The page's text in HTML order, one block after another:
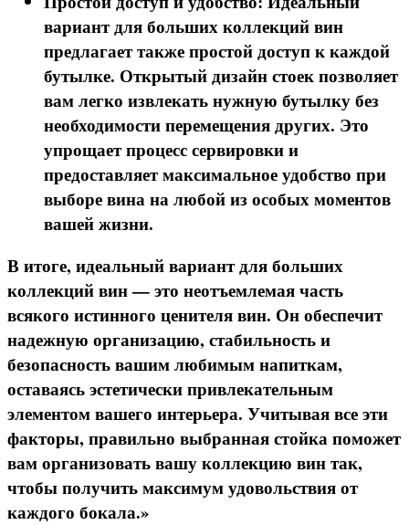
вариант для больших коллекций вин
предлагает также простой доступ к каждой
бутылке. Открытый дизайн стоек позволяет
вам легко извлекать нужную бутылку без
необходимости перемещения других. Это
упрощает процесс сервировки и
предоставляет максимальное удобство при
выборе вина на любой из особых моментов
вашей жизни.
В итоге, идеальный вариант для больших
коллекций вин — это неотъемлемая часть
всякого истинного ценителя вин. Он обеспечит
надежную организацию, стабильность и
безопасность вашим любимым напиткам,
оставаясь эстетически привлекательным
элементом вашего интерьера. Учитывая все эти
факторы, правильно выбранная стойка поможет
вам организовать вашу коллекцию вин так,
чтобы получить максимум удовольствия от
каждого бокала.»